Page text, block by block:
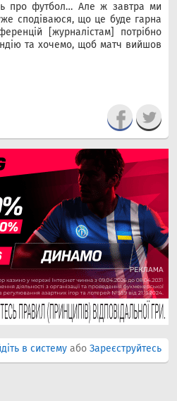
про футбол… Але ж завтра ми
сподіваюся, що це буде гарна
[журналістам] потрібно
та хочемо, щоб матч вийшов
в систему або Зареєструйтесь